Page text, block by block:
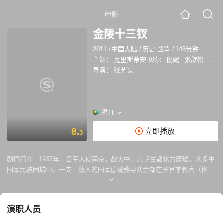
电影
8.3
金陵十三钗
2011 / 中国大陆 / 历史 战争 / 145分钟
主演：
克里斯蒂安·贝尔 倪妮 张歆怡
黄天
导演：
张艺谋
腾讯
立即播放
剧情简介 : 1937年，日军入侵南京，战火中，六朝古都化为废墟，众多中
国军民被困城中。一支十数人的国军德械教导队余部在长官李教官（佟大
为 饰）指挥下，从日军手中救出了一批教会学校女学生，而李教官等人，
翰·米勒（克里斯蒂安·贝尔 Christian Bale 饰）。此时的南京城中，逃难
演职人员